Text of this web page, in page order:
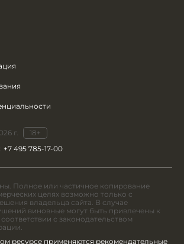
г.
18+
+7 495 785-17-00
Полное или частичное копирование
целях возможно только с
владельца сайта. В случае
виновные могут быть привлечены к
с законодательством
ресурсе применяются рекомендательные